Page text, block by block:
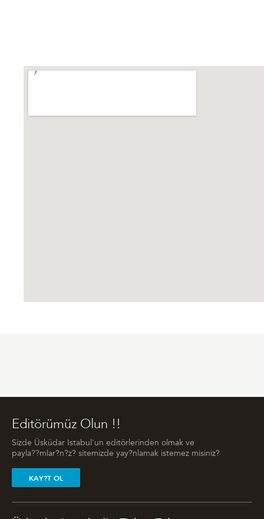
Editörümüz Olun !!
Sizde Üsküdar Istabul'un editörlerinden olmak ve
payla??mlar?n?z? sitemizde yay?nlamak istemez misiniz?
KAY?T OL